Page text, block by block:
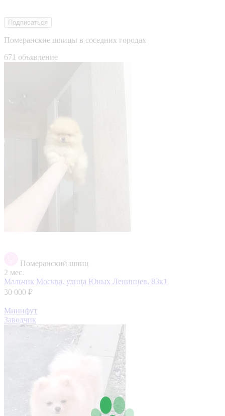
Подписаться
Померанские шпицы в соседних городах
671 объявление
Померанский шпиц
2 мес.
Мальчик Москва, улица Юных Ленинцев, 83к1
30 000 ₽
Минифут
Заводчик